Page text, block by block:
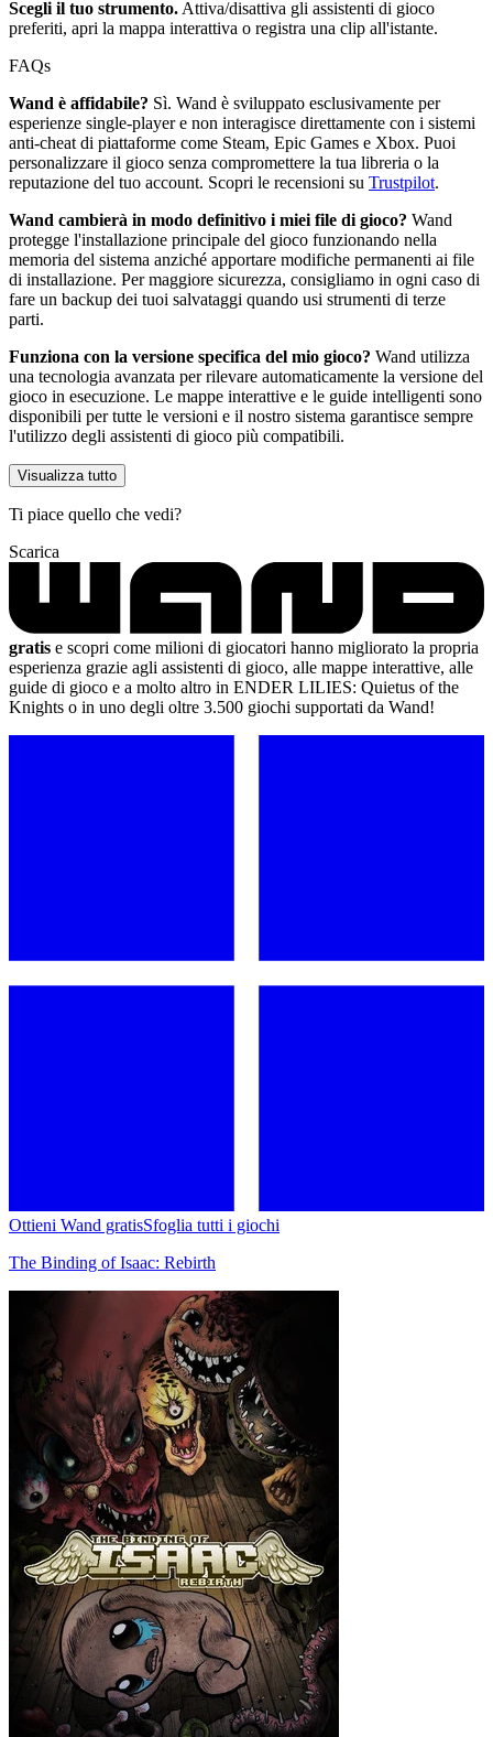
Scegli il tuo strumento. Attiva/disattiva gli assistenti di gioco
preferiti, apri la mappa interattiva o registra una clip all'istante.
FAQs
Wand è affidabile? Sì. Wand è sviluppato esclusivamente per
esperienze single-player e non interagisce direttamente con i sistemi
anti-cheat di piattaforme come Steam, Epic Games e Xbox. Puoi
personalizzare il gioco senza compromettere la tua libreria o la
reputazione del tuo account. Scopri le recensioni su Trustpilot.
Wand cambierà in modo definitivo i miei file di gioco? Wand
protegge l'installazione principale del gioco funzionando nella
memoria del sistema anziché apportare modifiche permanenti ai file
di installazione. Per maggiore sicurezza, consigliamo in ogni caso di
fare un backup dei tuoi salvataggi quando usi strumenti di terze
parti.
Funziona con la versione specifica del mio gioco? Wand utilizza
una tecnologia avanzata per rilevare automaticamente la versione del
gioco in esecuzione. Le mappe interattive e le guide intelligenti sono
disponibili per tutte le versioni e il nostro sistema garantisce sempre
l'utilizzo degli assistenti di gioco più compatibili.
Visualizza tutto
Ti piace quello che vedi?
Scarica
gratis e scopri come milioni di giocatori hanno migliorato la propria
esperienza grazie agli assistenti di gioco, alle mappe interattive, alle
guide di gioco e a molto altro in ENDER LILIES: Quietus of the
Knights o in uno degli oltre 3.500 giochi supportati da Wand!
Ottieni Wand gratisSfoglia tutti i giochi
The Binding of Isaac: Rebirth